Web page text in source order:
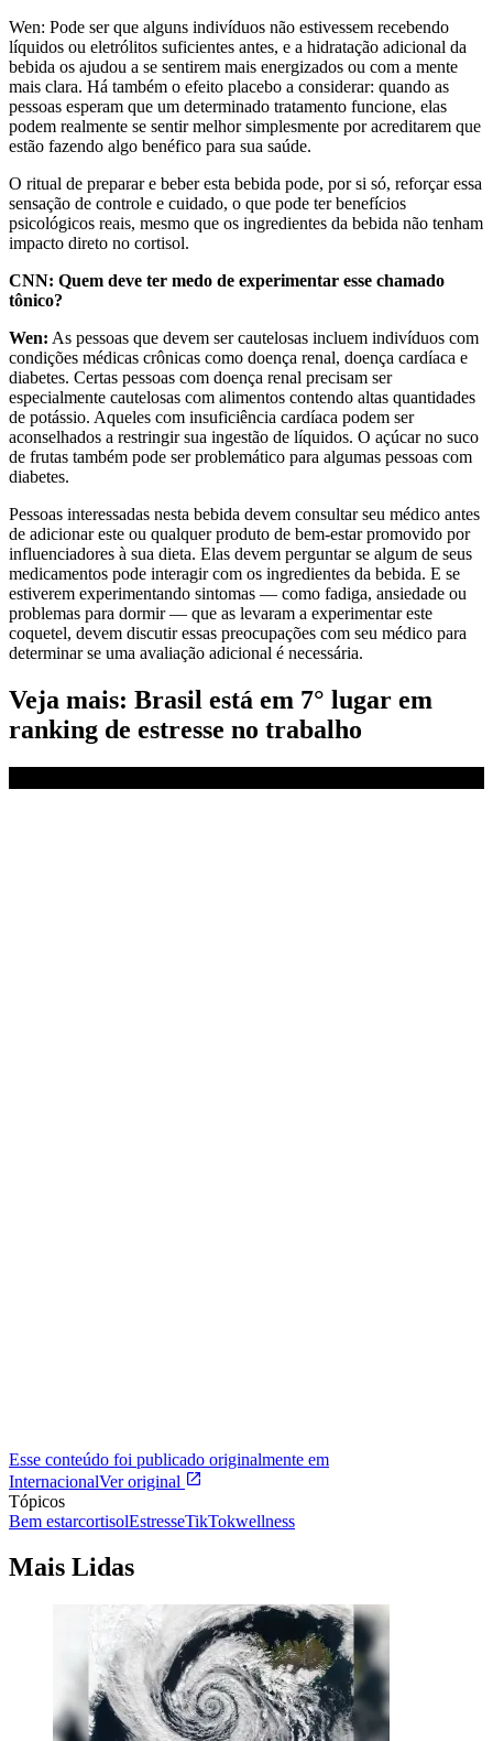
Wen: Pode ser que alguns indivíduos não estivessem recebendo
líquidos ou eletrólitos suficientes antes, e a hidratação adicional da
bebida os ajudou a se sentirem mais energizados ou com a mente
mais clara. Há também o efeito placebo a considerar: quando as
pessoas esperam que um determinado tratamento funcione, elas
podem realmente se sentir melhor simplesmente por acreditarem que
estão fazendo algo benéfico para sua saúde.
O ritual de preparar e beber esta bebida pode, por si só, reforçar essa
sensação de controle e cuidado, o que pode ter benefícios
psicológicos reais, mesmo que os ingredientes da bebida não tenham
impacto direto no cortisol.
CNN: Quem deve ter medo de experimentar esse chamado
tônico?
Wen: As pessoas que devem ser cautelosas incluem indivíduos com
condições médicas crônicas como doença renal, doença cardíaca e
diabetes. Certas pessoas com doença renal precisam ser
especialmente cautelosas com alimentos contendo altas quantidades
de potássio. Aqueles com insuficiência cardíaca podem ser
aconselhados a restringir sua ingestão de líquidos. O açúcar no suco
de frutas também pode ser problemático para algumas pessoas com
diabetes.
Pessoas interessadas nesta bebida devem consultar seu médico antes
de adicionar este ou qualquer produto de bem-estar promovido por
influenciadores à sua dieta. Elas devem perguntar se algum de seus
medicamentos pode interagir com os ingredientes da bebida. E se
estiverem experimentando sintomas — como fadiga, ansiedade ou
problemas para dormir — que as levaram a experimentar este
coquetel, devem discutir essas preocupações com seu médico para
determinar se uma avaliação adicional é necessária.
Veja mais: Brasil está em 7° lugar em
ranking de estresse no trabalho
Esse conteúdo foi publicado originalmente em
InternacionalVer original
Tópicos
Bem estarcortisolEstresseTikTokwellness
Mais Lidas